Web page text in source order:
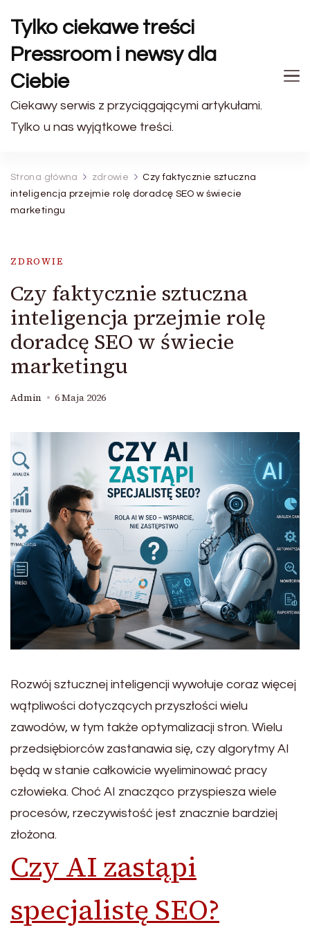
Tylko ciekawe treści
Pressroom i newsy dla
Ciebie
Ciekawy serwis z przyciągającymi artykułami.
Tylko u nas wyjątkowe treści.
Strona główna zdrowie
Czy faktycznie sztuczna
inteligencja przejmie rolę doradcę SEO w świecie
marketingu
ZDROWIE
Czy faktycznie sztuczna
inteligencja przejmie rolę
doradcę SEO w świecie
marketingu
Admin 6 Maja 2026
Rozwój sztucznej inteligencji wywołuje coraz więcej
wątpliwości dotyczących przyszłości wielu
zawodów, w tym także optymalizacji stron. Wielu
przedsiębiorców zastanawia się, czy algorytmy AI
będą w stanie całkowicie wyeliminować pracy
człowieka. Choć AI znacząco przyspiesza wiele
procesów, rzeczywistość jest znacznie bardziej
złożona.
Czy AI zastąpi
specjalistę SEO?